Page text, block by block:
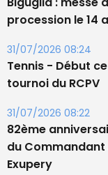
05/08/2026 09:53
procession le 14
31/07/2026 08:24
tournoi du RCPV
31/07/2026 08:22
82ème